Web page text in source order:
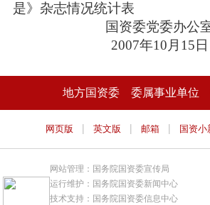
是》杂志情况统计表
国资委党委办公
2007年10月15日
地方国资委 委属事业单位
网页版 | 英文版 | 邮箱 | 国资小
网站管理：国务院国资委宣传局
运行维护：国务院国资委新闻中心
技术支持：国务院国资委信息中心